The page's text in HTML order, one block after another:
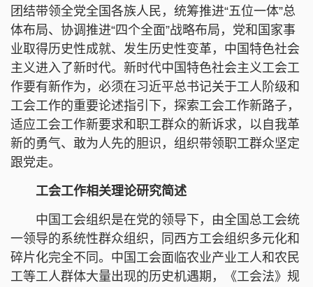
团结带领全党全国各族人民，统筹推进“五位一体”总
体布局、协调推进“四个全面”战略布局，党和国家事
业取得历史性成就、发生历史性变革，中国特色社会
主义进入了新时代。新时代中国特色社会主义工会工
作要有新作为，必须在习近平总书记关于工人阶级和
工会工作的重要论述指引下，探索工会工作新路子，
适应工会工作新要求和职工群众的新诉求，以自我革
新的勇气、敢为人先的胆识，组织带领职工群众坚定
跟党走。
工会工作相关理论研究简述
中国工会组织是在党的领导下，由全国总工会统
一领导的系统性群众组织，同西方工会组织多元化和
碎片化完全不同。中国工会面临农业产业工人和农民
工等工人群体大量出现的历史机遇期，《工会法》规